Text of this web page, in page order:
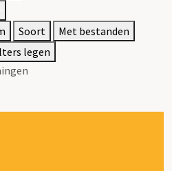
Soort
Met bestanden
legen